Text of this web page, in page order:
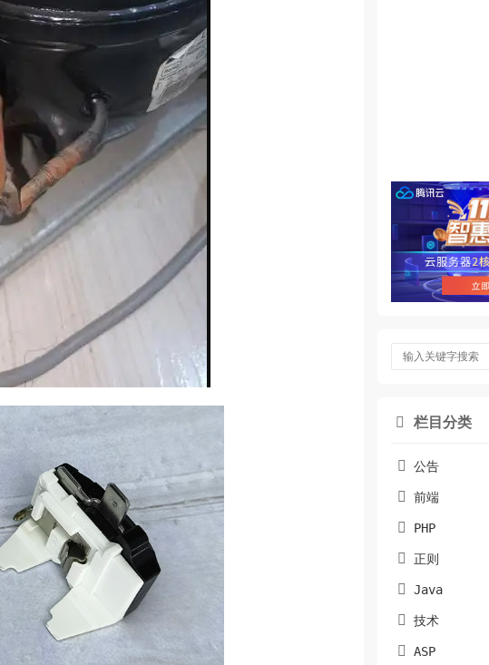
 栏目分类
 公告
 前端
 PHP
 正则
 Java
 技术
 ASP